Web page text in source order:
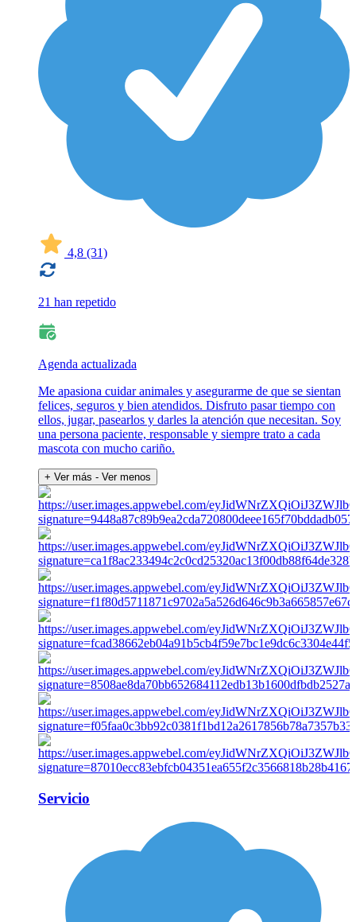
4,8 (31)
21 han repetido
Agenda actualizada
Me apasiona cuidar animales y asegurarme de que se sientan
felices, seguros y bien atendidos. Disfruto pasar tiempo con
ellos, jugar, pasearlos y darles la atención que necesitan. Soy
una persona paciente, responsable y siempre trato a cada
mascota con mucho cariño.
+ Ver más - Ver menos
Servicio